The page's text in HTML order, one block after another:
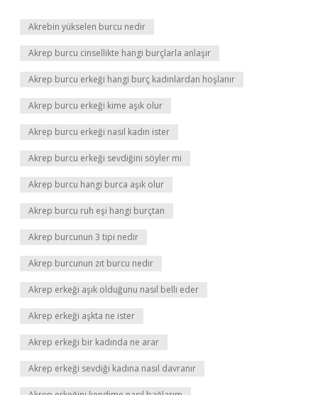
Akrebin yükselen burcu nedir
Akrep burcu cinsellikte hangi burçlarla anlaşır
Akrep burcu erkeği hangi burç kadınlardan hoşlanır
Akrep burcu erkeği kime aşık olur
Akrep burcu erkeği nasıl kadın ister
Akrep burcu erkeği sevdiğini söyler mi
Akrep burcu hangi burca aşık olur
Akrep burcu ruh eşi hangi burçtan
Akrep burcunun 3 tipi nedir
Akrep burcunun zıt burcu nedir
Akrep erkeği aşık olduğunu nasıl belli eder
Akrep erkeği aşkta ne ister
Akrep erkeği bir kadında ne arar
Akrep erkeği sevdiği kadına nasıl davranır